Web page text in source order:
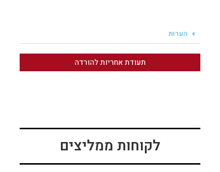
הערות
תעודת אחריות להורדה
לקוחות ממליצים